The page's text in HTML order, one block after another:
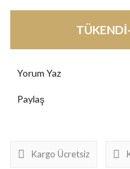
Yorum Yaz
Paylaş
Kargo Ücretsiz